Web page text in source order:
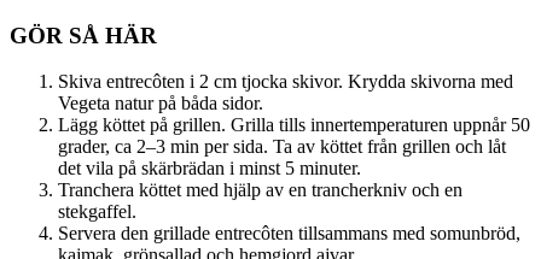
GÖR SÅ HÄR
Skiva entrecôten i 2 cm tjocka skivor. Krydda skivorna med
Vegeta natur på båda sidor.
Lägg köttet på grillen. Grilla tills innertemperaturen uppnår 50
grader, ca 2–3 min per sida. Ta av köttet från grillen och låt
det vila på skärbrädan i minst 5 minuter.
Tranchera köttet med hjälp av en trancherkniv och en
stekgaffel.
Servera den grillade entrecôten tillsammans med somunbröd,